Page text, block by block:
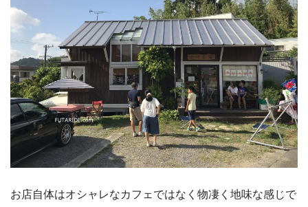
お店自体はオシャレなカフェではなく物凄く地味な感じで